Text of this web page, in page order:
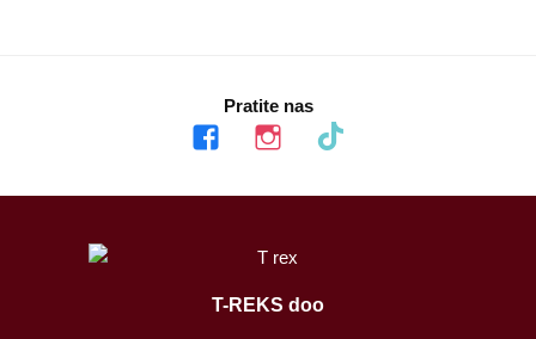
Pratite nas
facebook instagram tiktok
T-REKS doo